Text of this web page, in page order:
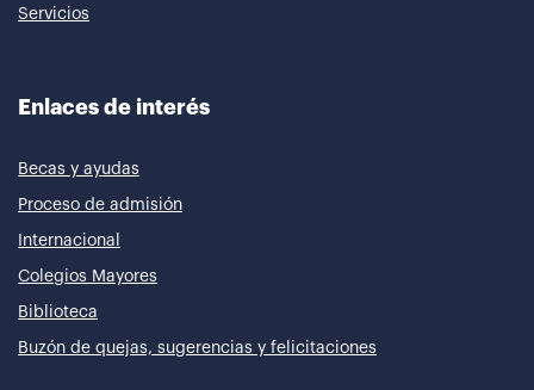
Servicios
Enlaces de interés
Becas y ayudas
Proceso de admisión
Internacional
Colegios Mayores
Biblioteca
Buzón de quejas, sugerencias y felicitaciones